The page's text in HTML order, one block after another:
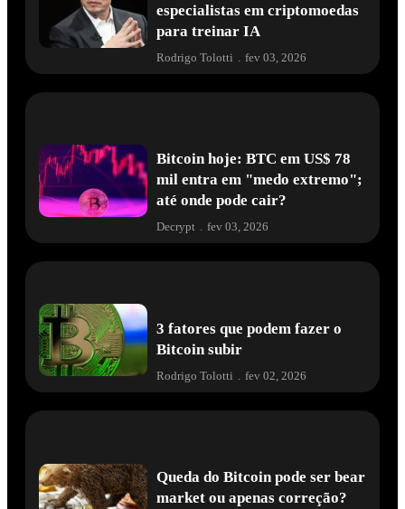
especialistas em criptomoedas
para treinar IA
Rodrigo Tolotti fev 03, 2026
Bitcoin hoje: BTC em US$ 78
mil entra em "medo extremo";
até onde pode cair?
Decrypt . fev 03, 2026
3 fatores que podem fazer o
Bitcoin subir
Rodrigo Tolotti fev 02, 2026
Queda do Bitcoin pode ser bear
market ou apenas correção?